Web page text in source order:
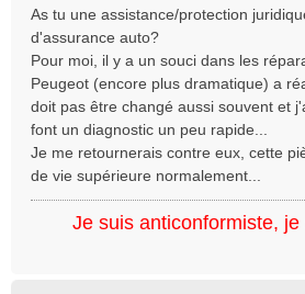
s
g
e
As tu une assistance/protection
d'assurance auto?
Pour moi, il y a un souci dans les
Peugeot (encore plus dramatique) a
doit pas être changé aussi souvent et
font un diagnostic un peu rapide...
Je me retournerais contre eux, cette
de vie supérieure normalement...
Je suis anticonformiste,